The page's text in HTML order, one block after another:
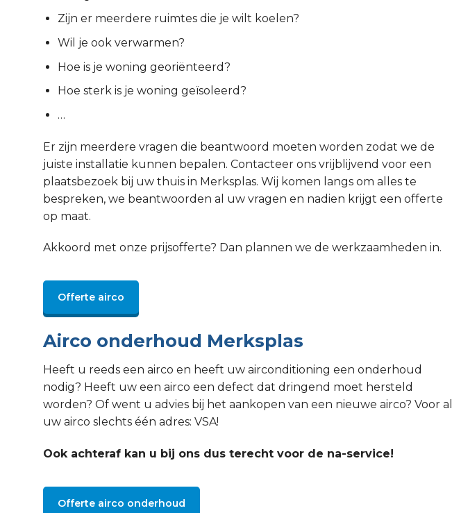
Zijn er meerdere ruimtes die je wilt koelen?
Wil je ook verwarmen?
Hoe is je woning georiënteerd?
Hoe sterk is je woning geïsoleerd?
…
Er zijn meerdere vragen die beantwoord moeten worden zodat we de
juiste installatie kunnen bepalen. Contacteer ons vrijblijvend voor een
plaatsbezoek bij uw thuis in Merksplas. Wij komen langs om alles te
bespreken, we beantwoorden al uw vragen en nadien krijgt een offerte
op maat.
Akkoord met onze prijsofferte? Dan plannen we de werkzaamheden in.
Offerte airco
Airco onderhoud Merksplas
Heeft u reeds een airco en heeft uw airconditioning een onderhoud
nodig? Heeft uw een airco een defect dat dringend moet hersteld
worden? Of went u advies bij het aankopen van een nieuwe airco? Voor al
uw airco slechts één adres: VSA!
Ook achteraf kan u bij ons dus terecht voor de na-service!
Offerte airco onderhoud